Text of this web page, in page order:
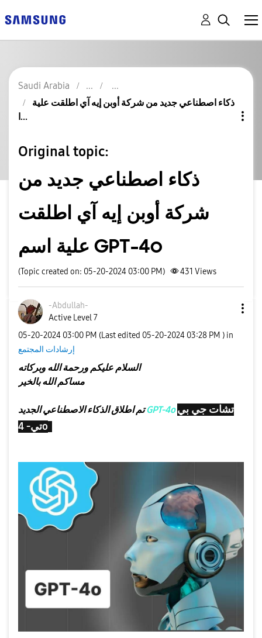
Saudi Arabia
ذكاء اصطناعي جديد من شركة أوبن إيه آي اطلقت علية
ا...
Original topic:
ذكاء اصطناعي جديد من
شركة أوبن إيه آي اطلقت
علية اسم GPT-4o
(Topic created on: 05-20-2024 03:00 PM) 431 Views
-Abdullah-
Active Level 7
‎05-20-2024 03:00 PM (Last edited ‎05-20-2024 03:28 PM ) in
إرشادات المجتمع
السلام عليكم ورحمة الله وبركاته
مساكم الله بالخير
تم اطلاق الذكاء الاصطناعي الجديدGPT-4oتشات جي بي
تي- 4o